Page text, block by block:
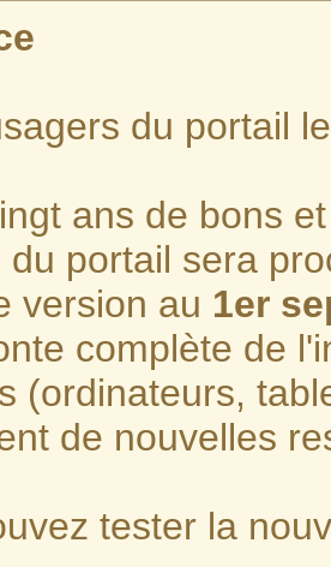
du portail
ans de bons
du portail sera
version au 1er
complète de
(ordinateurs,
de nouvelles
tester la